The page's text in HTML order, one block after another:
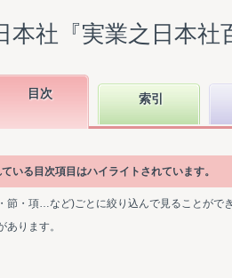
本社『実業之日本社
目次 索引
いる目次項目はハイライトされています。
節・項…など)ごとに絞り込んで見ることがで
ります。